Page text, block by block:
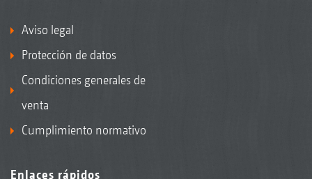
Aviso legal
Protección de datos
Condiciones generales de
venta
Cumplimiento normativo
Enlaces rápidos